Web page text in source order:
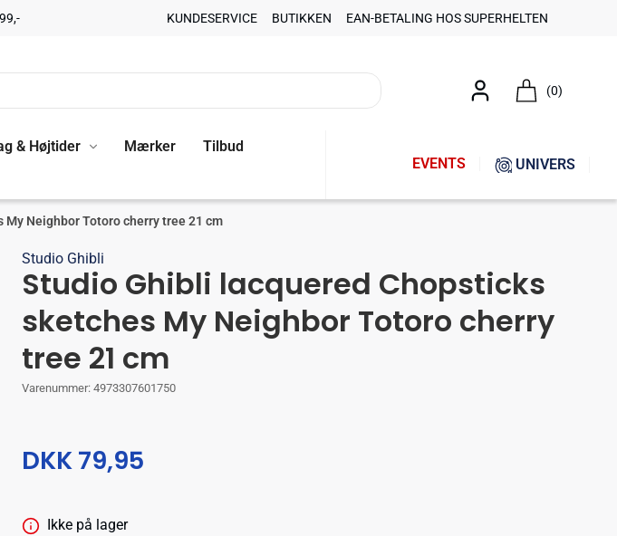
KUNDESERVICE BUTIKKEN EAN-BETALING HOS SUPERHELTEN
(0)
& Højtider Mærker
Tilbud
EVENTS UNIVERS
Neighbor Totoro cherry tree 21 cm
Studio Ghibli
Studio Ghibli lacquered Chopsticks
sketches My Neighbor Totoro cherry
tree 21 cm
Varenummer: 4973307601750
DKK 79,95
Ikke på lager